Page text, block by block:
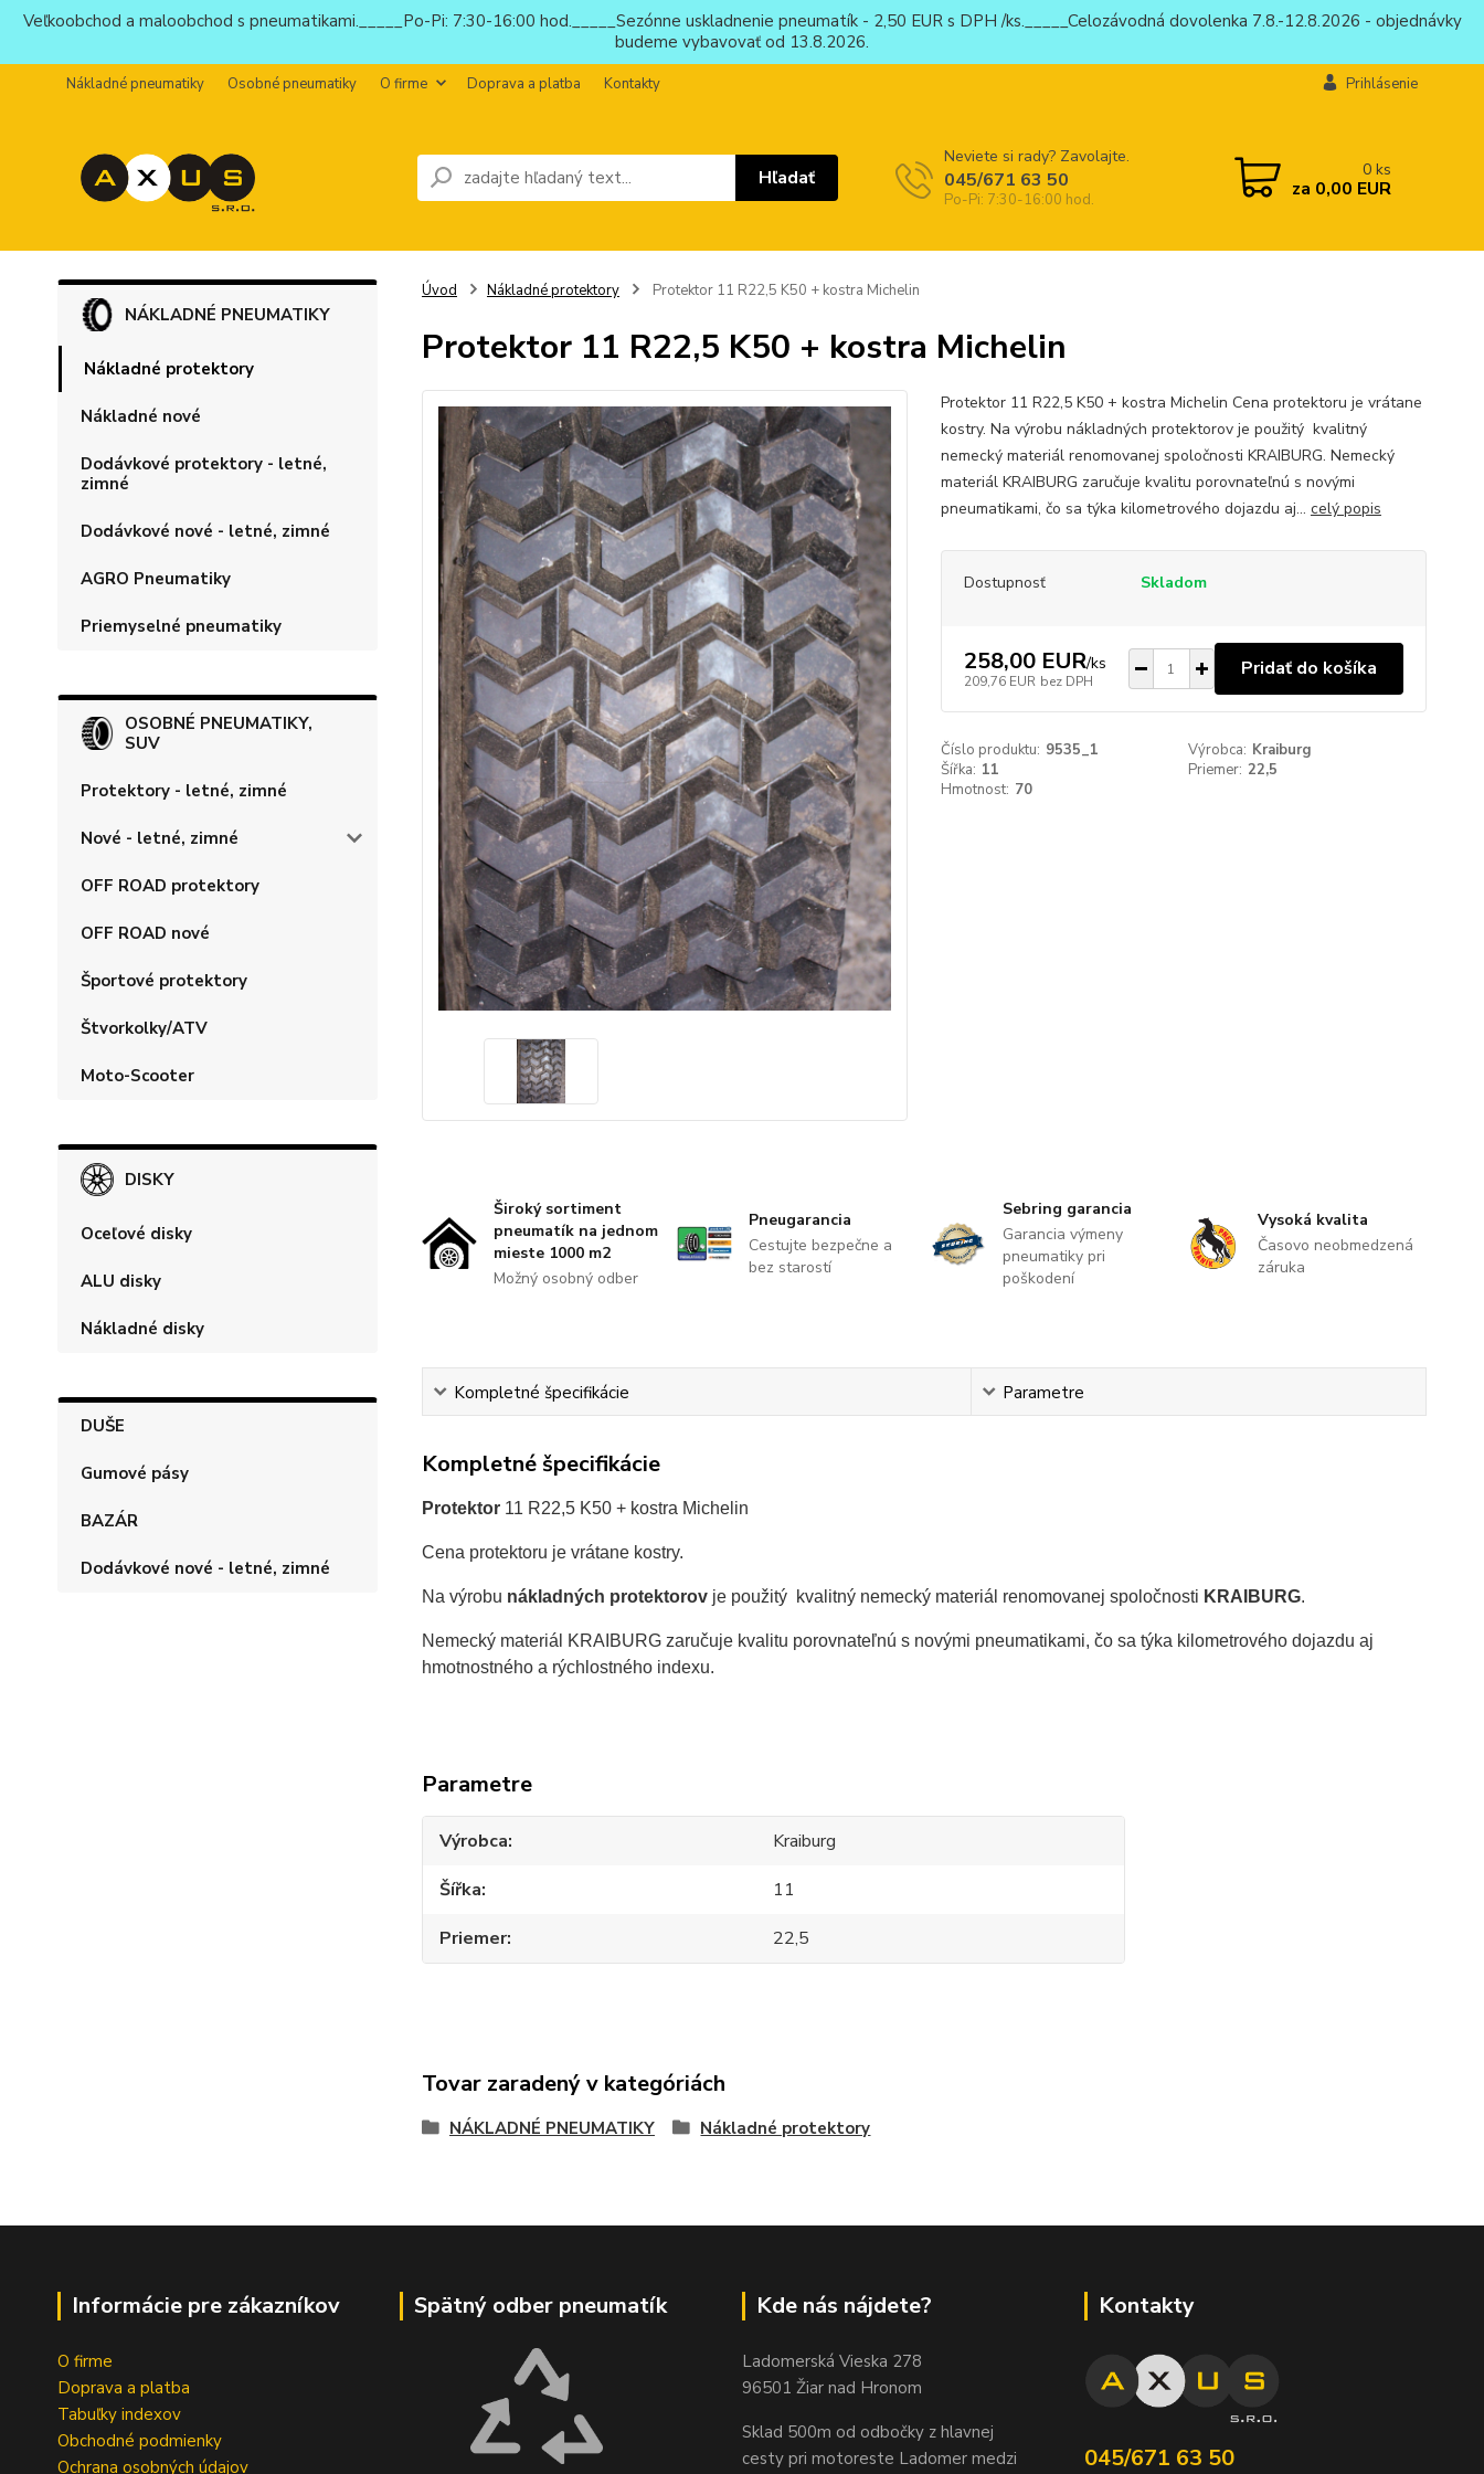
Veľkoobchod a maloobchod s pneumatikami._____Po-Pi: 7:30-16:00 hod._____Sezónne uskladnenie pneumatík - 2,50 EUR s DPH /ks._____Celozávodná dovolenka 7.8.-12.8.2026 - objednávky
budeme vybavovať od 13.8.2026.
Nákladné pneumatiky Osobné pneumatiky O firme Doprava a platba Kontakty Prihlásenie
Hľadať
Neviete si rady? Zavolajte.
045/671 63 50
Po-Pi: 7:30-16:00 hod.
0 ks
za 0,00 EUR
NÁKLADNÉ PNEUMATIKY
Nákladné protektory
Nákladné nové
Dodávkové protektory - letné,
zimné
Dodávkové nové - letné, zimné
AGRO Pneumatiky
Priemyselné pneumatiky
OSOBNÉ PNEUMATIKY,
SUV
Protektory - letné, zimné
Nové - letné, zimné
OFF ROAD protektory
OFF ROAD nové
Športové protektory
Štvorkolky/ATV
Moto-Scooter
DISKY
Oceľové disky
ALU disky
Nákladné disky
DUŠE
Gumové pásy
BAZÁR
Dodávkové nové - letné, zimné
Úvod Nákladné protektory Protektor 11 R22,5 K50 + kostra Michelin
Protektor 11 R22,5 K50 + kostra Michelin
Protektor 11 R22,5 K50 + kostra Michelin Cena protektoru je vrátane
kostry. Na výrobu nákladných protektorov je použitý kvalitný
nemecký materiál renomovanej spoločnosti KRAIBURG. Nemecký
materiál KRAIBURG zaručuje kvalitu porovnateľnú s novými
pneumatikami, čo sa týka kilometrového dojazdu aj... celý popis
Dostupnosť Skladom
258,00 EUR/ks
209,76 EUR bez DPH
Pridať do košíka
Číslo produktu: 9535_1 Výrobca: Kraiburg
Šířka: 11 Priemer: 22,5
Hmotnost: 70
Široký sortiment
pneumatík na jednom
mieste 1000 m2
Možný osobný odber
Pneugarancia
Cestujte bezpečne a
bez starostí
Sebring garancia
Garancia výmeny
pneumatiky pri
poškodení
Vysoká kvalita
Časovo neobmedzená
záruka
Kompletné špecifikácie Parametre
Kompletné špecifikácie
Protektor11 R22,5 K50 + kostra Michelin
Cena protektoru je vrátane kostry.
Na výrobu nákladných protektorovje použitý kvalitný nemecký materiál renomovanej spoločnosti KRAIBURG.
Nemecký materiál KRAIBURG zaručuje kvalitu porovnateľnú s novými pneumatikami, čo sa týka kilometrového dojazdu aj
hmotnostného a rýchlostného indexu.
Parametre
Výrobca
Kraiburg
Šířka
11
Priemer
22,5
Tovar zaradený v kategóriách
NÁKLADNÉ PNEUMATIKY Nákladné protektory
Informácie pre zákazníkov
O firme
Doprava a platba
Tabuľky indexov
Obchodné podmienky
Ochrana osobných údajov
Spätný odber pneumatík Kde nás nájdete?
Ladomerská Vieska 278
96501 Žiar nad Hronom
Sklad 500m od odbočky z hlavnej
cesty pri motoreste Ladomer medzi
Kontakty
045/671 63 50